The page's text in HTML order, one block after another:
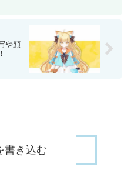
や顔
書き込む